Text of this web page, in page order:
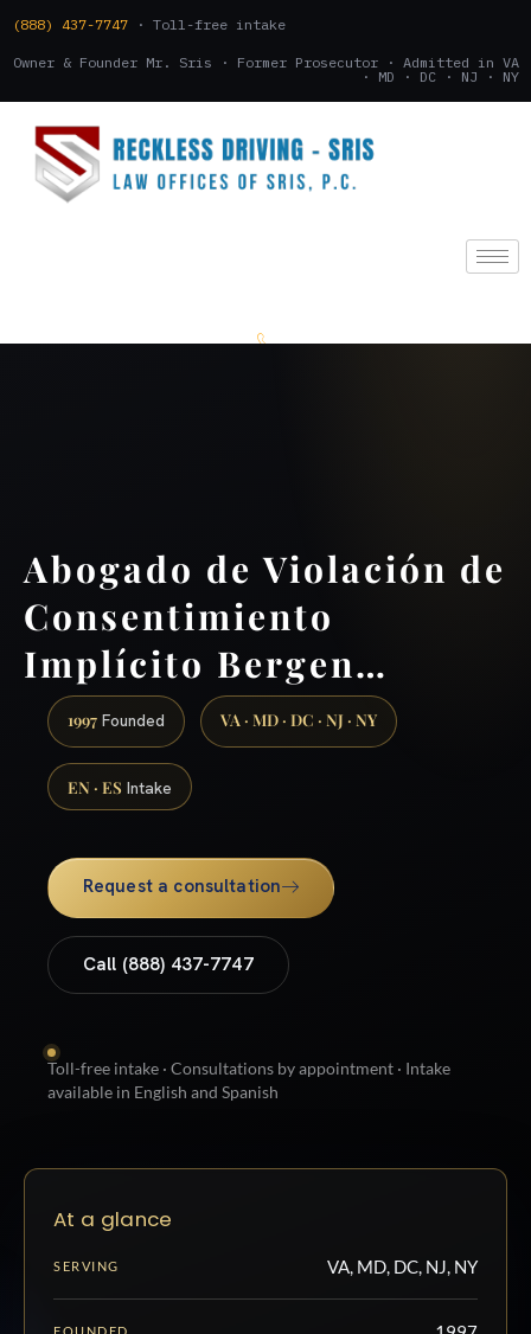
(888) 437-7747 · Toll-free intake
Owner & Founder Mr. Sris · Former Prosecutor · Admitted in VA
· MD · DC · NJ · NY
Abogado de Violación de
Consentimiento
Implícito Bergen…
1997 Founded VA · MD · DC · NJ · NY
EN · ES Intake
Request a consultation
Call (888) 437-7747
Toll-free intake · Consultations by appointment · Intake
available in English and Spanish
At a glance
SERVING VA, MD, DC, NJ, NY